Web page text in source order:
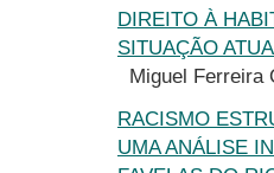
DIREITO À
SITUAÇÃO
Miguel Ferreira
RACISMO
UMA ANÁLISE